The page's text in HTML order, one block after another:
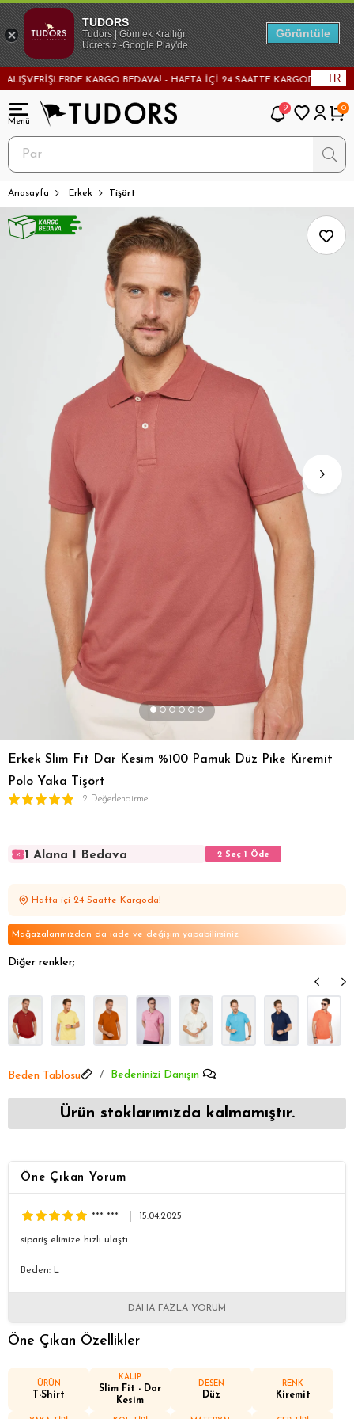
KARGO BEDAVA! - HAFTA İÇİ 24 SAATTE KARGODA! - TR
9 0
Anasayfa Erkek Tişört
Erkek Slim Fit Dar Kesim %100 Pamuk Düz Pike Kiremit
Polo Yaka Tişört
2 Değerlendirme
1 Alana 1 Bedava 2 Seç 1 Öde
1 Alana 1 Bedava
Hafta içi 24 Saatte Kargoda!
Mağazalarımızdan da iade ve değişim yapabilirsiniz
Diğer renkler;
Beden Tablosu Bedeninizi Danışın
Ürün stoklarımızda kalmamıştır.
Öne Çıkan Yorum
*** *** 15.04.2025
sipariş elimize hızlı ulaştı
Beden: L
DAHA FAZLA YORUM
Öne Çıkan Özellikler
ÜRÜN
T-Shirt
KALIP
Slim Fit - Dar
Kesim
DESEN
Düz
RENK
Kiremit
TUDORS
Tudors | Gömlek Krallığı
Ücretsiz -Google Play'de
Görüntüle